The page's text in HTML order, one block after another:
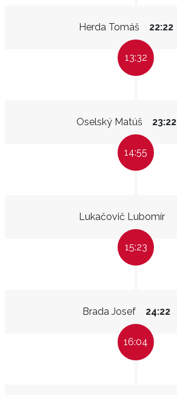
Herda Tomáš 22:22
13:32
Oselský Matúš 23:22
14:55
Lukačovič Lubomír
15:23
Brada Josef 24:22
16:04